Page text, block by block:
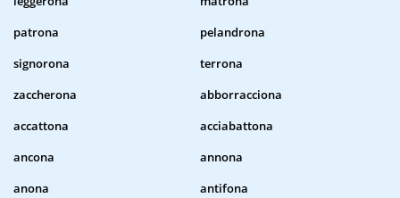
patrona
pelandrona
signorona
terrona
zaccherona
abborracciona
accattona
acciabattona
ancona
annona
anona
antifona